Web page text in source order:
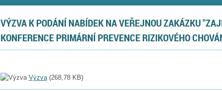
VÝZVA K PODÁNÍ NABÍDEK NA VEŘEJNOU ZAKÁZKU
KONFERENCE PRIMÁRNÍ PREVENCE RIZIKOVÉHO
Výzva(268,78 KB)